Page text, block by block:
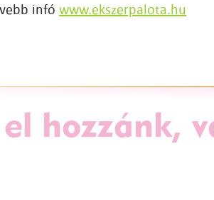
infó www.ekszerpalota.hu
hozzánk,